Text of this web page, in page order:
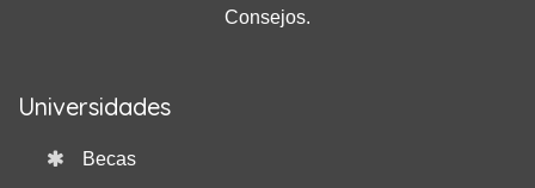
Consejos.
Universidades
Becas